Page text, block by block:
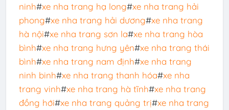
ninh#xe nha trang hạ long#xe nha trang hải
phong#xe nha trang hải dương#xe nha trang
hà nội#xe nha trang sơn la#xe nha trang hòa
bình#xe nha trang hưng yên#xe nha trang thái
bình#xe nha trang nam định#xe nha trang
ninh binh#xe nha trang thanh hóa#xe nha
trang vinh#xe nha trang hà tĩnh#xe nha trang
đồng hới#xe nha trang quảng trị#xe nha trang